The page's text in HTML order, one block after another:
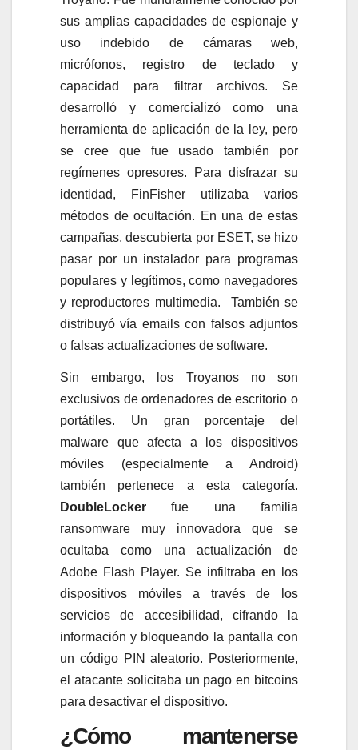
sus amplias capacidades de espionaje y
uso indebido de cámaras web,
micrófonos, registro de teclado y
capacidad para filtrar archivos. Se
desarrolló y comercializó como una
herramienta de aplicación de la ley, pero
se cree que fue usado también por
regímenes opresores. Para disfrazar su
identidad, FinFisher utilizaba varios
métodos de ocultación. En una de estas
campañas, descubierta por ESET, se hizo
pasar por un instalador para programas
populares y legítimos, como navegadores
y reproductores multimedia. También se
distribuyó vía emails con falsos adjuntos
o falsas actualizaciones de software.
Sin embargo, los Troyanos no son
exclusivos de ordenadores de escritorio o
portátiles. Un gran porcentaje del
malware que afecta a los dispositivos
móviles (especialmente a Android)
también pertenece a esta categoría.
DoubleLockerfue una familia
ransomware muy innovadora que se
ocultaba como una actualización de
Adobe Flash Player. Se infiltraba en los
dispositivos móviles a través de los
servicios de accesibilidad, cifrando la
información y bloqueando la pantalla con
un código PIN aleatorio. Posteriormente,
el atacante solicitaba un pago en bitcoins
para desactivar el dispositivo.
¿Cómo mantenerse